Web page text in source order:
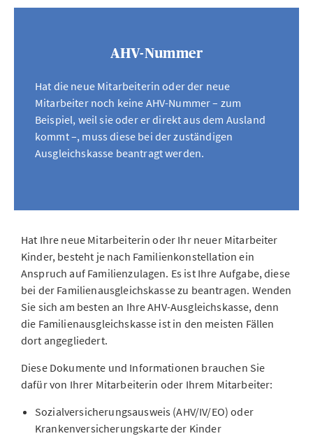
AHV-Nummer
Hat die neue Mitarbeiterin oder der neue
Mitarbeiter noch keine AHV-Nummer – zum
Beispiel, weil sie oder er direkt aus dem Ausland
kommt –, muss diese bei der zuständigen
Ausgleichskasse beantragt werden.
Hat Ihre neue Mitarbeiterin oder Ihr neuer Mitarbeiter
Kinder, besteht je nach Familienkonstellation ein
Anspruch auf Familienzulagen. Es ist Ihre Aufgabe, diese
bei der Familienausgleichskasse zu beantragen. Wenden
Sie sich am besten an Ihre AHV-Ausgleichskasse, denn
die Familienausgleichskasse ist in den meisten Fällen
dort angegliedert.
Diese Dokumente und Informationen brauchen Sie
dafür von Ihrer Mitarbeiterin oder Ihrem Mitarbeiter:
Sozialversicherungsausweis (AHV/IV/EO) oder
Krankenversicherungskarte der Kinder